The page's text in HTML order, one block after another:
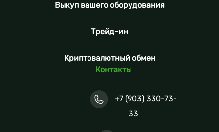
Выкуп вашего оборудования
Трейд-ин
Криптовалютный обмен
Контакты
+7 (903) 330-73-
33